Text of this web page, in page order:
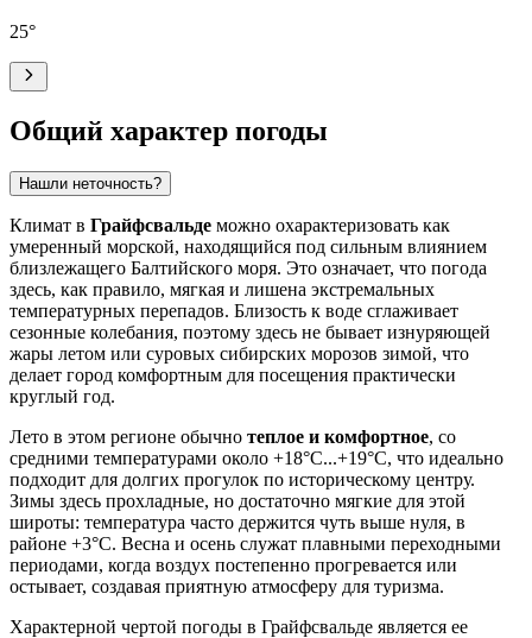
25°
Общий характер погоды
Нашли неточность?
Климат в Грайфсвальде можно охарактеризовать как
умеренный морской, находящийся под сильным влиянием
близлежащего Балтийского моря. Это означает, что погода
здесь, как правило, мягкая и лишена экстремальных
температурных перепадов. Близость к воде сглаживает
сезонные колебания, поэтому здесь не бывает изнуряющей
жары летом или суровых сибирских морозов зимой, что
делает город комфортным для посещения практически
круглый год.
Лето в этом регионе обычно теплое и комфортное, со
средними температурами около +18°C...+19°C, что идеально
подходит для долгих прогулок по историческому центру.
Зимы здесь прохладные, но достаточно мягкие для этой
широты: температура часто держится чуть выше нуля, в
районе +3°C. Весна и осень служат плавными переходными
периодами, когда воздух постепенно прогревается или
остывает, создавая приятную атмосферу для туризма.
Характерной чертой погоды в Грайфсвальде является ее